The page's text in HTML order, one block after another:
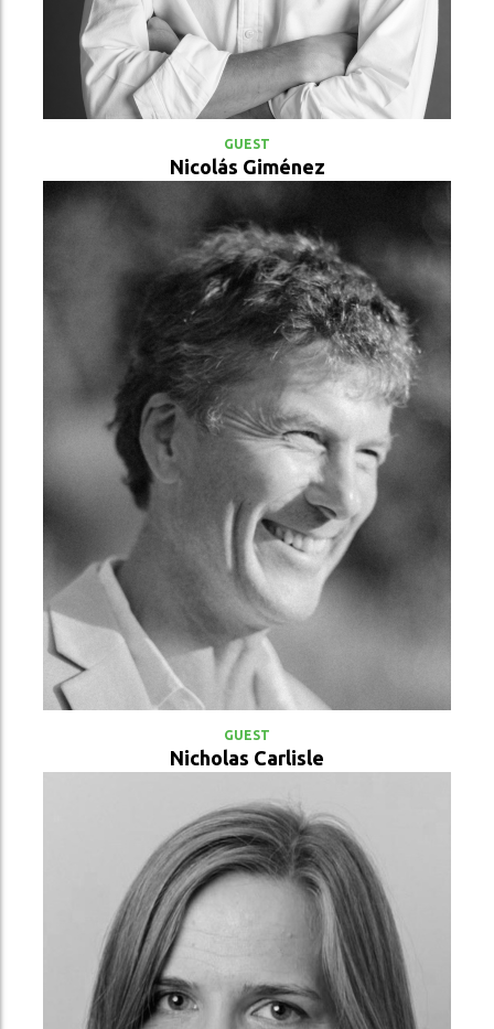
VER PERFIL
GUEST
Nicolás Giménez
VER PERFIL
GUEST
Nicholas Carlisle